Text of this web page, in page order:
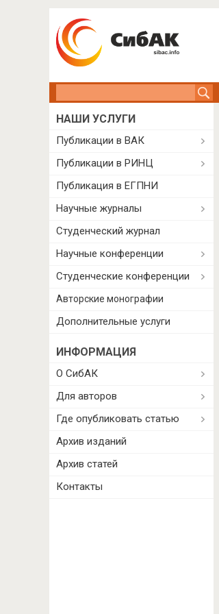
НАШИ УСЛУГИ
Публикации в ВАК
Публикации в РИНЦ
Публикация в ЕГПНИ
Научные журналы
Студенческий журнал
Научные конференции
Студенческие конференции
Авторские монографии
Дополнительные услуги
ИНФОРМАЦИЯ
О СибАК
Для авторов
Где опубликовать статью
Архив изданий
Архив статей
Контакты